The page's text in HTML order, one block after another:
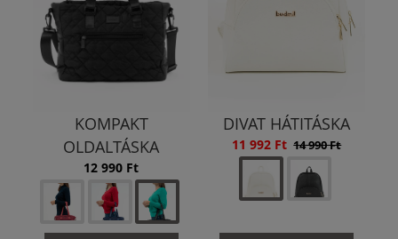
KOMPAKT
OLDALTÁSKA
12 990 Ft
DIVAT HÁTITÁSKA
11 992 Ft 14 990 Ft